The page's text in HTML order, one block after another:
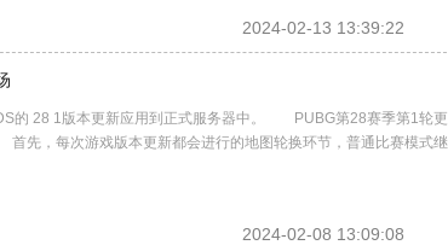
2024-02-13 13:39:22
的 28 1版本更新应用到正式服务器中。 PUBG第28赛季第1轮
先，每次游戏版本更新都会进行的地图轮换环节，普通比赛模式继
2024-02-08 13:09:08